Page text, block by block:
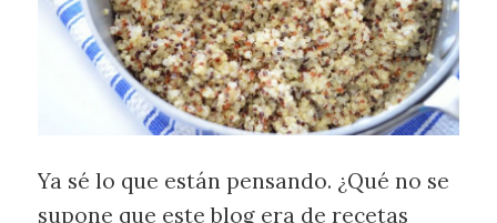
Ya sé lo que están pensando. ¿Qué no se
supone que este blog era de recetas